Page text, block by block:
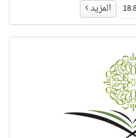
المزيد